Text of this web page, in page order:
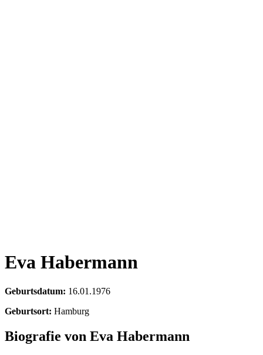
Eva Habermann
Geburtsdatum: 16.01.1976
Geburtsort: Hamburg
Biografie von Eva Habermann